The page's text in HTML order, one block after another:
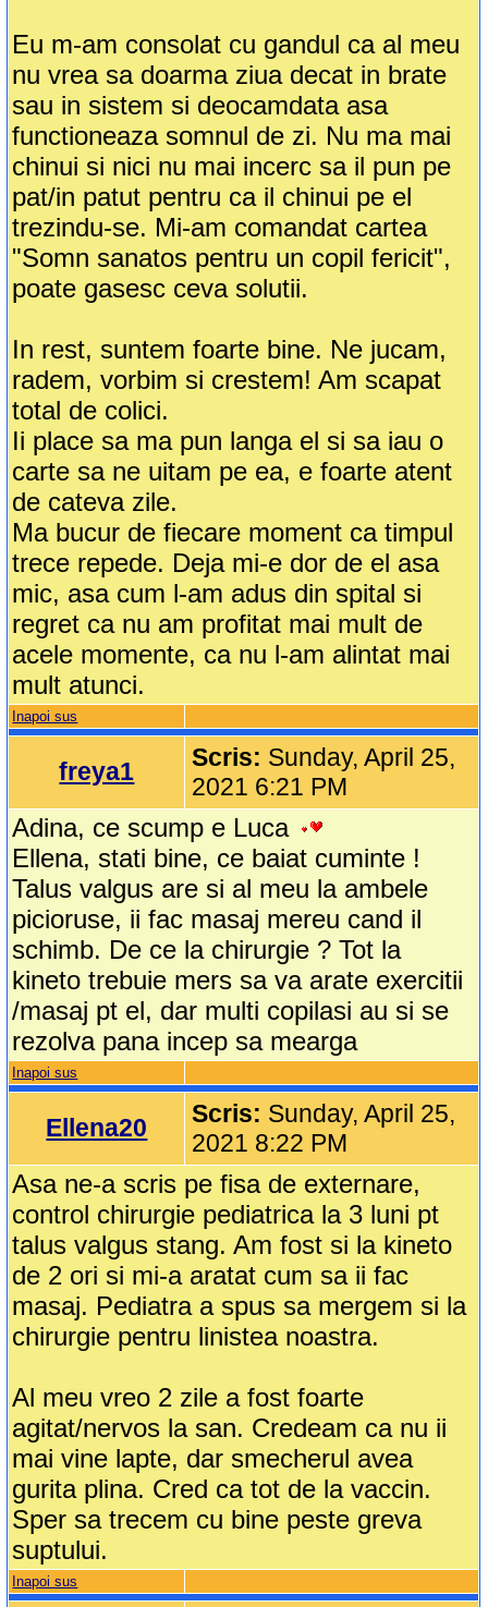
Eu m-am consolat cu gandul ca al meu
nu vrea sa doarma ziua decat in brate
sau in sistem si deocamdata asa
functioneaza somnul de zi. Nu ma mai
chinui si nici nu mai incerc sa il pun pe
pat/in patut pentru ca il chinui pe el
trezindu-se. Mi-am comandat cartea
"Somn sanatos pentru un copil fericit",
poate gasesc ceva solutii.
In rest, suntem foarte bine. Ne jucam,
radem, vorbim si crestem! Am scapat
total de colici.
Ii place sa ma pun langa el si sa iau o
carte sa ne uitam pe ea, e foarte atent
de cateva zile.
Ma bucur de fiecare moment ca timpul
trece repede. Deja mi-e dor de el asa
mic, asa cum l-am adus din spital si
regret ca nu am profitat mai mult de
acele momente, ca nu l-am alintat mai
mult atunci.
Inapoi sus
freya1 Scris: Sunday, April 25,
2021 6:21 PM
Adina, ce scump e Luca
Ellena, stati bine, ce baiat cuminte !
Talus valgus are si al meu la ambele
picioruse, ii fac masaj mereu cand il
schimb. De ce la chirurgie ? Tot la
kineto trebuie mers sa va arate exercitii
/masaj pt el, dar multi copilasi au si se
rezolva pana incep sa mearga
Inapoi sus
Ellena20 Scris: Sunday, April 25,
2021 8:22 PM
Asa ne-a scris pe fisa de externare,
control chirurgie pediatrica la 3 luni pt
talus valgus stang. Am fost si la kineto
de 2 ori si mi-a aratat cum sa ii fac
masaj. Pediatra a spus sa mergem si la
chirurgie pentru linistea noastra.
Al meu vreo 2 zile a fost foarte
agitat/nervos la san. Credeam ca nu ii
mai vine lapte, dar smecherul avea
gurita plina. Cred ca tot de la vaccin.
Sper sa trecem cu bine peste greva
suptului.
Inapoi sus